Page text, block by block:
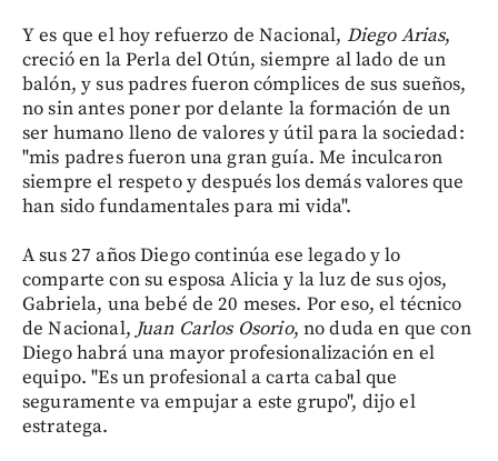
Y es que el hoy refuerzo de Nacional, Diego Arias,
creció en la Perla del Otún, siempre al lado de un
balón, y sus padres fueron cómplices de sus sueños,
no sin antes poner por delante la formación de un
ser humano lleno de valores y útil para la sociedad:
"mis padres fueron una gran guía. Me inculcaron
siempre el respeto y después los demás valores que
han sido fundamentales para mi vida".
A sus 27 años Diego continúa ese legado y lo
comparte con su esposa Alicia y la luz de sus ojos,
Gabriela, una bebé de 20 meses. Por eso, el técnico
de Nacional, Juan Carlos Osorio, no duda en que con
Diego habrá una mayor profesionalización en el
equipo. "Es un profesional a carta cabal que
seguramente va empujar a este grupo", dijo el
estratega.